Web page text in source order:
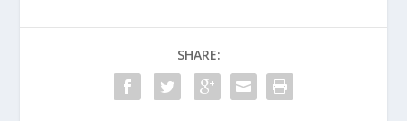
SHARE: